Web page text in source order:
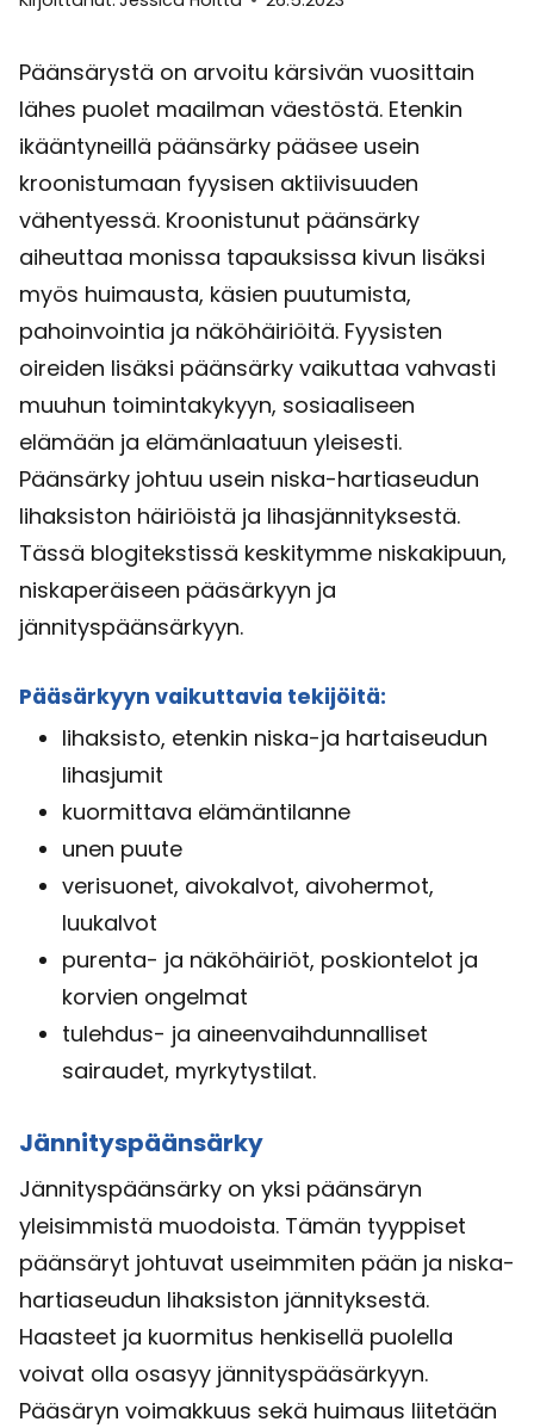
Päänsärystä on arvoitu kärsivän vuosittain
lähes puolet maailman väestöstä. Etenkin
ikääntyneillä päänsärky pääsee usein
kroonistumaan fyysisen aktiivisuuden
vähentyessä. Kroonistunut päänsärky
aiheuttaa monissa tapauksissa kivun lisäksi
myös huimausta, käsien puutumista,
pahoinvointia ja näköhäiriöitä. Fyysisten
oireiden lisäksi päänsärky vaikuttaa vahvasti
muuhun toimintakykyyn, sosiaaliseen
elämään ja elämänlaatuun yleisesti.
Päänsärky johtuu usein niska-hartiaseudun
lihaksiston häiriöistä ja lihasjännityksestä.
Tässä blogitekstissä keskitymme niskakipuun,
niskaperäiseen pääsärkyyn ja
jännityspäänsärkyyn.
Pääsärkyyn vaikuttavia tekijöitä:
lihaksisto, etenkin niska-ja hartaiseudun
lihasjumit
kuormittava elämäntilanne
unen puute
verisuonet, aivokalvot, aivohermot,
luukalvot
purenta- ja näköhäiriöt, poskiontelot ja
korvien ongelmat
tulehdus- ja aineenvaihdunnalliset
sairaudet, myrkytystilat.
Jännityspäänsärky
Jännityspäänsärky on yksi päänsäryn
yleisimmistä muodoista. Tämän tyyppiset
päänsäryt johtuvat useimmiten pään ja niska-
hartiaseudun lihaksiston jännityksestä.
Haasteet ja kuormitus henkisellä puolella
voivat olla osasyy jännityspääsärkyyn.
Pääsäryn voimakkuus sekä huimaus liitetään